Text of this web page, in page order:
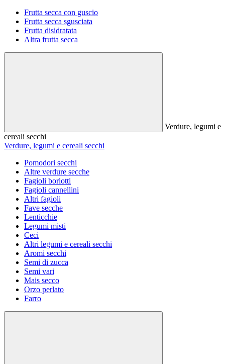
Frutta secca con guscio
Frutta secca sgusciata
Frutta disidratata
Altra frutta secca
Verdure, legumi e
cereali secchi
Verdure, legumi e cereali secchi
Pomodori secchi
Altre verdure secche
Fagioli borlotti
Fagioli cannellini
Altri fagioli
Fave secche
Lenticchie
Legumi misti
Ceci
Altri legumi e cereali secchi
Aromi secchi
Semi di zucca
Semi vari
Mais secco
Orzo perlato
Farro